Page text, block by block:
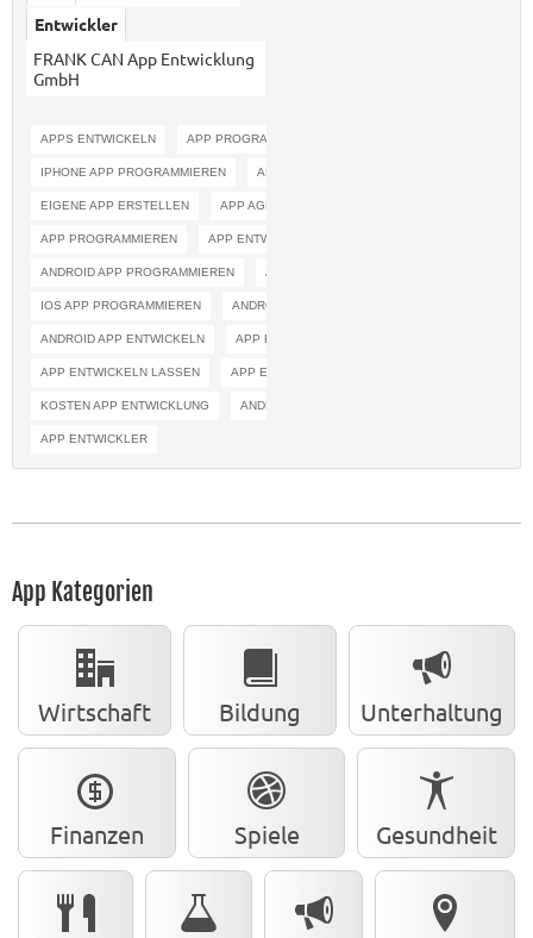
Entwickler
FRANK CAN App Entwicklung
GmbH
APPS ENTWICKELN APP PROGRAMMIEREN LASSEN
IPHONE APP PROGRAMMIEREN APP ENTWICKLUNG KOSTEN
EIGENE APP ERSTELLEN APP AGENTUR
APP PROGRAMMIEREN APP ENTWICKELN
ANDROID APP PROGRAMMIEREN APP ENTWICKLUNG
IOS APP PROGRAMMIEREN ANDROID APP ERSTELLEN
ANDROID APP ENTWICKELN APP ERSTELLEN KOSTEN
APP ENTWICKELN LASSEN APP ERSTELLEN LASSEN
KOSTEN APP ENTWICKLUNG ANDROID PROGRAMMIERUNG
APP ENTWICKLER
App Kategorien
Wirtschaft Bildung Unterhaltung
Finanzen Spiele Gesundheit